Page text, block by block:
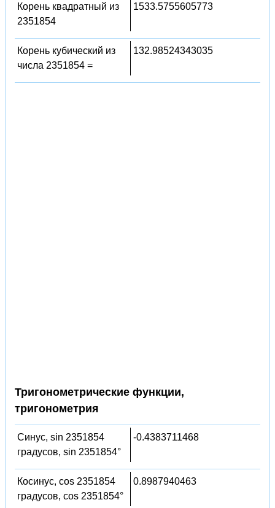
Корень квадратный из
2351854
1533.5755605773
Корень кубический из
числа 2351854 =
132.98524343035
Тригонометрические функции,
тригонометрия
Синус, sin 2351854
градусов, sin 2351854°
-0.4383711468
Косинус, cos 2351854
градусов, cos 2351854°
0.8987940463